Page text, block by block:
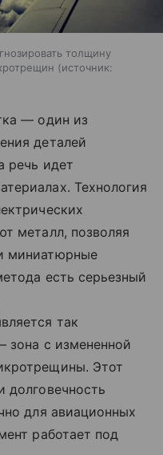
толщину
источник:
— один из
деталей
речь идет
Технология
металл, позволяя
миниатюрные
есть серьезный
так
зона с измененной
Этот
долговечность
для авиационных
работает под